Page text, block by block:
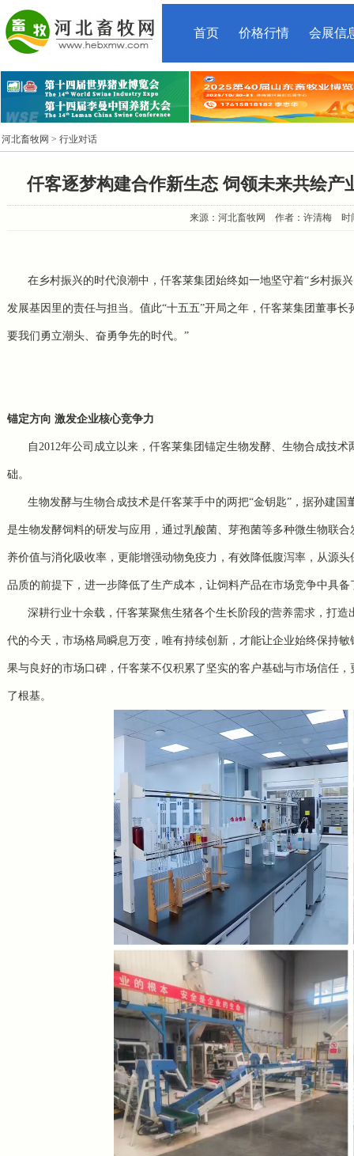
首页 价格行情 会展信
河北畜牧网 > 行业对话
仟客逐梦构建合作新生态 饲领未来共绘
来源：河北畜牧网 作者：许清梅 时
在乡村振兴的时代浪潮中，仟客莱集团始终如一地坚守着“乡村振
发展基因里的责任与担当。值此“十五五”开局之年，仟客莱集团董事
要我们勇立潮头、奋勇争先的时代。”
锚定方向 激发企业核心竞争力
自2012年公司成立以来，仟客莱集团锚定生物发酵、生物合成技
础。
生物发酵与生物合成技术是仟客莱手中的两把“金钥匙”，据孙建
是生物发酵饲料的研发与应用，通过乳酸菌、芽孢菌等多种微生物联
养价值与消化吸收率，更能增强动物免疫力，有效降低腹泻率，从源
品质的前提下，进一步降低了生产成本，让饲料产品在市场竞争中具
深耕行业十余载，仟客莱聚焦生猪各个生长阶段的营养需求，打
代的今天，市场格局瞬息万变，唯有持续创新，才能让企业始终保持
果与良好的市场口碑，仟客莱不仅积累了坚实的客户基础与市场信任
了根基。